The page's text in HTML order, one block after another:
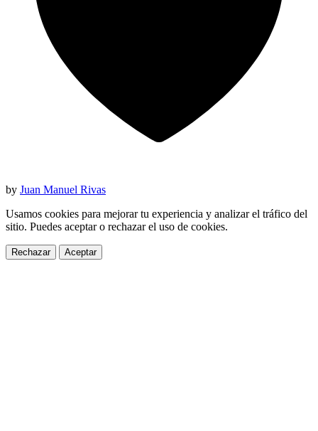
by Juan Manuel Rivas
Usamos cookies para mejorar tu experiencia y analizar el tráfico del
sitio. Puedes aceptar o rechazar el uso de cookies.
Rechazar Aceptar